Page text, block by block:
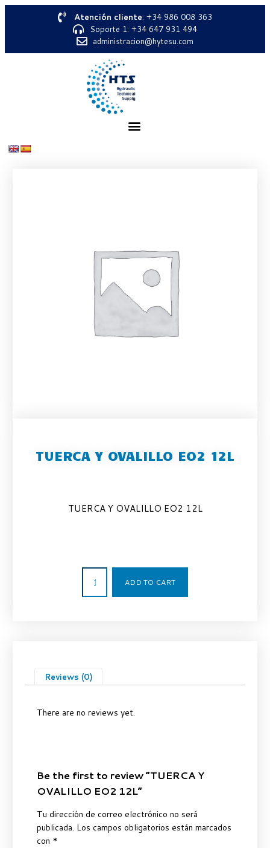
Atención cliente: +34 986 008 363
Soporte 1: +34 647 931 494
administracion@hytesu.com
TUERCA Y OVALILLO EO2 12L
TUERCA Y OVALILLO EO2 12L
ADD TO CART
Reviews (0)
There are no reviews yet.
Be the first to review “TUERCA Y
OVALILLO EO2 12L”
Tu dirección de correo electrónico no será
publicada. Los campos obligatorios están marcados
con *